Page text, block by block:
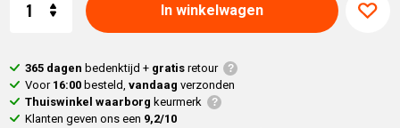
In winkelwagen
365 dagen bedenktijd + gratisretour
Voor 16:00 besteld,vandaag verzonden
Thuiswinkel waarborg keurmerk
Klanten geven ons een 9,2/10